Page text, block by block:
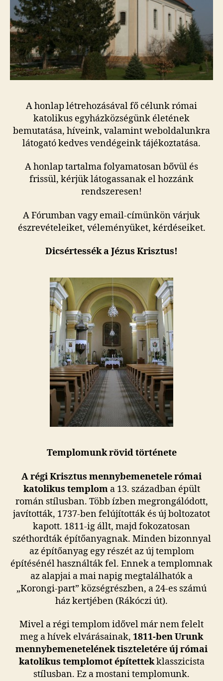
A honlap létrehozásával fő célunk római
katolikus egyházközségünk életének
bemutatása, híveink, valamint weboldalunkra
látogató kedves vendégeink tájékoztatása.
A honlap tartalma folyamatosan bővül és
frissül, kérjük látogassanak el hozzánk
rendszeresen!
A Fórumban vagy email-címünkön várjuk
észrevételeiket, véleményüket, kérdéseiket.
Dicsértessék a Jézus Krisztus!
Templomunk rövid története
A régi Krisztus mennybemenetele római
katolikus templom a 13. században épült
román stílusban. Több ízben megrongálódott,
javították, 1737-ben felújították és új boltozatot
kapott. 1811-ig állt, majd fokozatosan
széthordták építőanyagnak. Minden bizonnyal
az építőanyag egy részét az új templom
építésénél használták fel. Ennek a templomnak
az alapjai a mai napig megtalálhatók a
„Korongi-part” községrészben, a 24-es számú
ház kertjében (Rákóczi út).
Mivel a régi templom idővel már nem felelt
meg a hívek elvárásainak, 1811-ben Urunk
mennybemenetelének tiszteletére új római
katolikus templomot építettekklasszicista
stílusban. Ez a mostani templomunk.